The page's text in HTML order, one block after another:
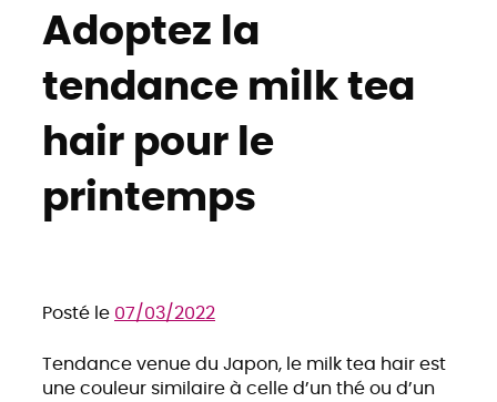
Adoptez la
tendance milk tea
hair pour le
printemps
Posté le 07/03/2022
Tendance venue du Japon, le milk tea hair est
une couleur similaire à celle d’un thé ou d’un